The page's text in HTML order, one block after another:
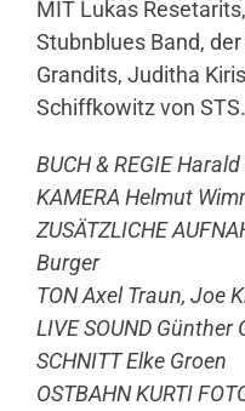
MIT Lukas
Stubnblues Band,
Grandits, Juditha
Schiffkowitz von STS.
BUCH & REGIE
KAMERA Helmut
ZUSÄTZLICHE
Burger
TON Axel Traun, Joe
LIVE SOUND Günther
SCHNITT Elke Groen
OSTBAHN KURTI